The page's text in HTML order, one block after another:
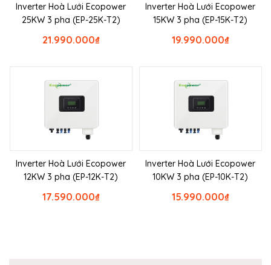
Inverter Hoà Lưới Ecopower
25KW 3 pha (EP-25K-T2)
₫
21.990.000
Inverter Hoà Lưới Ecopower
15KW 3 pha (EP-15K-T2)
₫
19.990.000
Inverter Hoà Lưới Ecopower
12KW 3 pha (EP-12K-T2)
₫
17.590.000
Inverter Hoà Lưới Ecopower
10KW 3 pha (EP-10K-T2)
₫
15.990.000